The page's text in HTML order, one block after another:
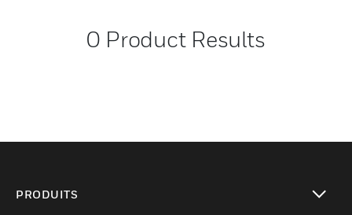
0 Product Results
PRODUITS